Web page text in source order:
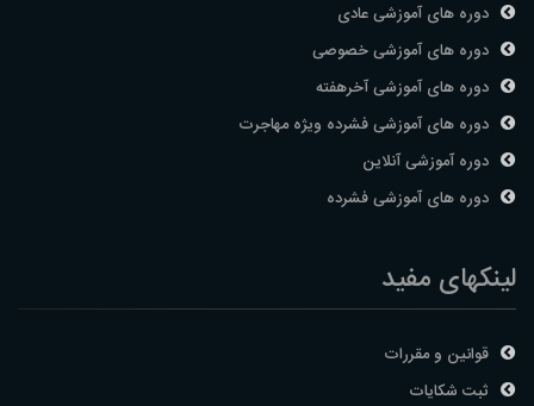
دوره های آموزشی عادی
دوره های آموزشی خصوصی
دوره های آموزشی آخرهفته
دوره های آموزشی فشرده ویژه مهاجرت
دوره آموزشی آنلاین
دوره های آموزشی فشرده
لینکهای مفید
قوانین و مقررات
ثبت شکایات